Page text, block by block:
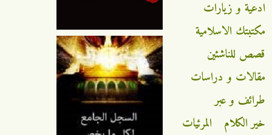
ادعية و زيارات
مكتبتك الاسلامية
قصص للناشئين
مقالات و دراسات
طرائف و عبر
خير الكلام
المرئيات